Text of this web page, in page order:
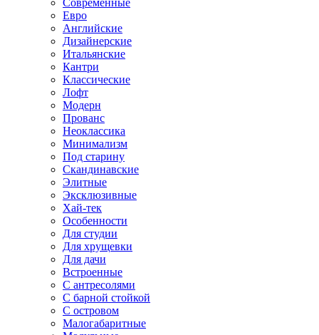
Современные
Евро
Английские
Дизайнерские
Итальянские
Кантри
Классические
Лофт
Модерн
Прованс
Неоклассика
Минимализм
Под старину
Скандинавские
Элитные
Эксклюзивные
Хай-тек
Особенности
Для студии
Для хрущевки
Для дачи
Встроенные
С антресолями
С барной стойкой
С островом
Малогабаритные